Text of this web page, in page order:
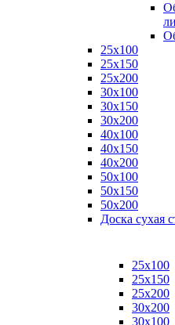
25х100
25х150
25х200
30х100
30х150
30х200
40х100
40х150
40х200
50х100
50х150
50х200
Доска сухая
25х100
25х150
25х200
30х200
30х100